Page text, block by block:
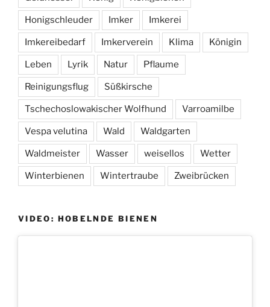
Honigschleuder Imker Imkerei
Imkereibedarf Imkerverein Klima Königin
Leben Lyrik Natur Pflaume
Reinigungsflug Süßkirsche
Tschechoslowakischer Wolfhund Varroamilbe
Vespa velutina Wald Waldgarten
Waldmeister Wasser weisellos Wetter
Winterbienen Wintertraube Zweibrücken
VIDEO: HOBELNDE BIENEN